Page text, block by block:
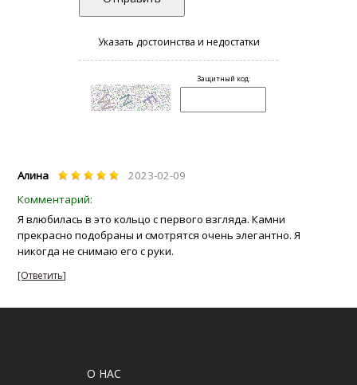
Алина 2023-02-09
Я влюбилась в это кольцо с первого взгляда. Камни
прекрасно подобраны и смотрятся очень элегантно. Я
никогда не снимаю его с руки.
О НАС